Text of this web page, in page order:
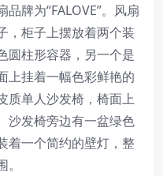
牌为“FALOVE”。风扇
，柜子上摆放着两个装
圆柱形容器，另一个是
上挂着一幅色彩鲜艳的
质单人沙发椅，椅面上
沙发椅旁边有一盆绿色
着一个简约的壁灯，整